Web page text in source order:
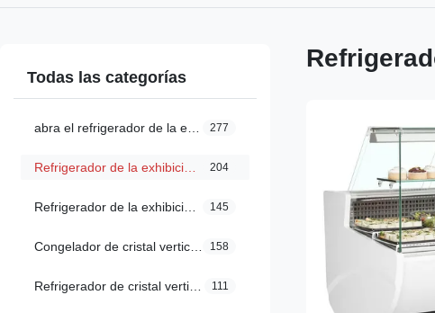
Todas las categorías
277
204
145
158
111